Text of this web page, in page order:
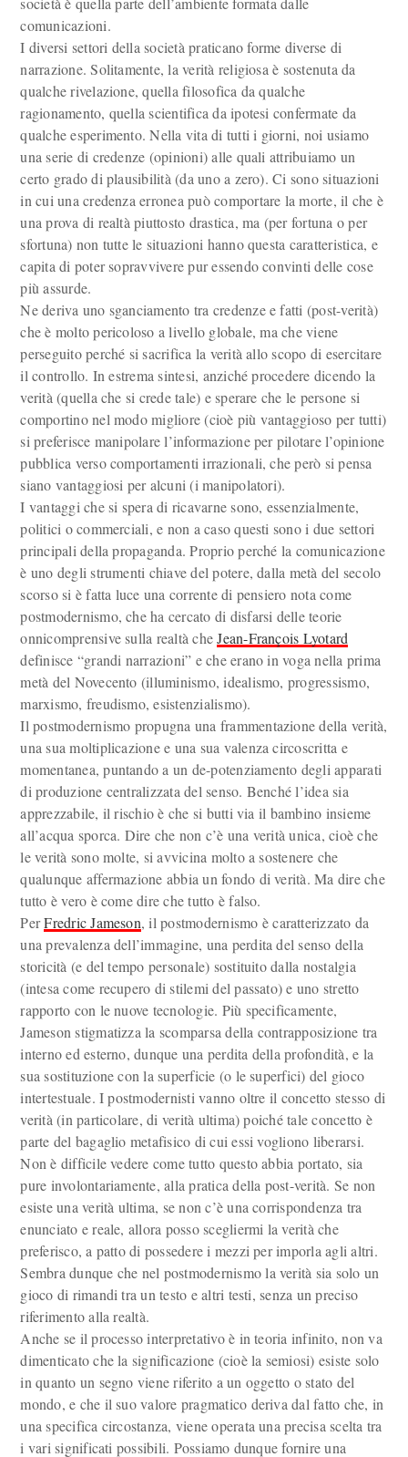
comunicazioni.
I diversi settori della società praticano forme diverse di
narrazione. Solitamente, la verità religiosa è sostenuta da
qualche rivelazione, quella filosofica da qualche
ragionamento, quella scientifica da ipotesi confermate da
qualche esperimento. Nella vita di tutti i giorni, noi usiamo
una serie di credenze (opinioni) alle quali attribuiamo un
certo grado di plausibilità (da uno a zero). Ci sono situazioni
in cui una credenza erronea può comportare la morte, il che è
una prova di realtà piuttosto drastica, ma (per fortuna o per
sfortuna) non tutte le situazioni hanno questa caratteristica, e
capita di poter sopravvivere pur essendo convinti delle cose
più assurde.
Ne deriva uno sganciamento tra credenze e fatti (post-verità)
che è molto pericoloso a livello globale, ma che viene
perseguito perché si sacrifica la verità allo scopo di esercitare
il controllo. In estrema sintesi, anziché procedere dicendo la
verità (quella che si crede tale) e sperare che le persone si
comportino nel modo migliore (cioè più vantaggioso per tutti)
si preferisce manipolare l’informazione per pilotare l’opinione
pubblica verso comportamenti irrazionali, che però si pensa
siano vantaggiosi per alcuni (i manipolatori).
I vantaggi che si spera di ricavarne sono, essenzialmente,
politici o commerciali, e non a caso questi sono i due settori
principali della propaganda. Proprio perché la comunicazione
è uno degli strumenti chiave del potere, dalla metà del secolo
scorso si è fatta luce una corrente di pensiero nota come
postmodernismo, che ha cercato di disfarsi delle teorie
onnicomprensive sulla realtà cheJean-François Lyotard
definisce “grandi narrazioni” e che erano in voga nella prima
metà del Novecento (illuminismo, idealismo, progressismo,
marxismo, freudismo, esistenzialismo).
Il postmodernismo propugna una frammentazione della verità,
una sua moltiplicazione e una sua valenza circoscritta e
momentanea, puntando a un de-potenziamento degli apparati
di produzione centralizzata del senso. Benché l’idea sia
apprezzabile, il rischio è che si butti via il bambino insieme
all’acqua sporca. Dire che non c’è una verità unica, cioè che
le verità sono molte, si avvicina molto a sostenere che
qualunque affermazione abbia un fondo di verità. Ma dire che
tutto è vero è come dire che tutto è falso.
PerFredric Jameson, il postmodernismo è caratterizzato da
una prevalenza dell’immagine, una perdita del senso della
storicità (e del tempo personale) sostituito dalla nostalgia
(intesa come recupero di stilemi del passato) e uno stretto
rapporto con le nuove tecnologie. Più specificamente,
Jameson stigmatizza la scomparsa della contrapposizione tra
interno ed esterno, dunque una perdita della profondità, e la
sua sostituzione con la superficie (o le superfici) del gioco
intertestuale. I postmodernisti vanno oltre il concetto stesso di
verità (in particolare, di verità ultima) poiché tale concetto è
parte del bagaglio metafisico di cui essi vogliono liberarsi.
Non è difficile vedere come tutto questo abbia portato, sia
pure involontariamente, alla pratica della post-verità. Se non
esiste una verità ultima, se non c’è una corrispondenza tra
enunciato e reale, allora posso scegliermi la verità che
preferisco, a patto di possedere i mezzi per imporla agli altri.
Sembra dunque che nel postmodernismo la verità sia solo un
gioco di rimandi tra un testo e altri testi, senza un preciso
riferimento alla realtà.
Anche se il processo interpretativo è in teoria infinito, non va
dimenticato che la significazione (cioè la semiosi) esiste solo
in quanto un segno viene riferito a un oggetto o stato del
mondo, e che il suo valore pragmatico deriva dal fatto che, in
una specifica circostanza, viene operata una precisa scelta tra
i vari significati possibili. Possiamo dunque fornire una